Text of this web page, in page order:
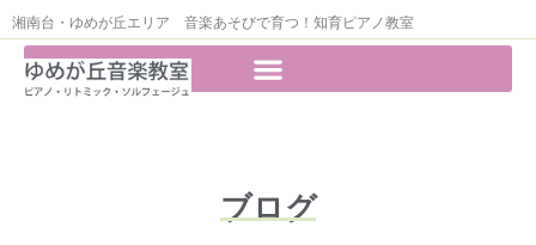
湘南台・ゆめが丘エリア 音楽あそびで育つ！知育ピアノ教室
ブログ